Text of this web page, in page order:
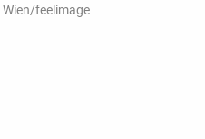
Wien/feelimage